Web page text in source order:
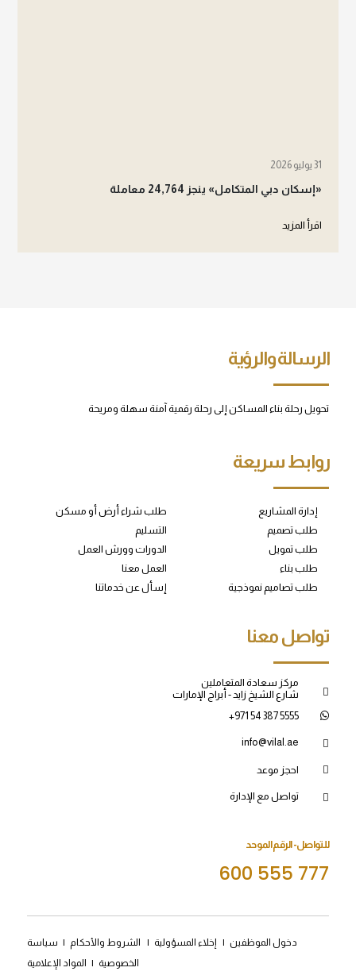
31 يوليو 2026
«إسكان دبي المتكامل» ينجز 24,764 معاملة
اقرأ المزيد
الرسالة والرؤية
تحويل رحلة بناء المساكن إلى رحلة رقمية آمنة سهلة ومريحة
روابط سريعة
إدارة المشاريع
طلب تصميم
طلب تمويل
طلب بناء
طلب تصاميم نموذجية
طلب شراء أرض أو مسكن
التسليم
الدورات وورش العمل
العمل معنا
إسأل عن خدماتنا
تواصل معنا
مركز سعادة المتعاملين
شارع الشيخ زايد - أبراج الإمارات
+971 54 387 5555
info@vilal.ae
احجز موعد
تواصل مع الإدارة
للتواصل- الرقم الموحد
600 555 777
دخول الموظفين |إخلاء المسؤولية | الشروط والأحكام | سياسة
الخصوصية | المواد الإعلامية